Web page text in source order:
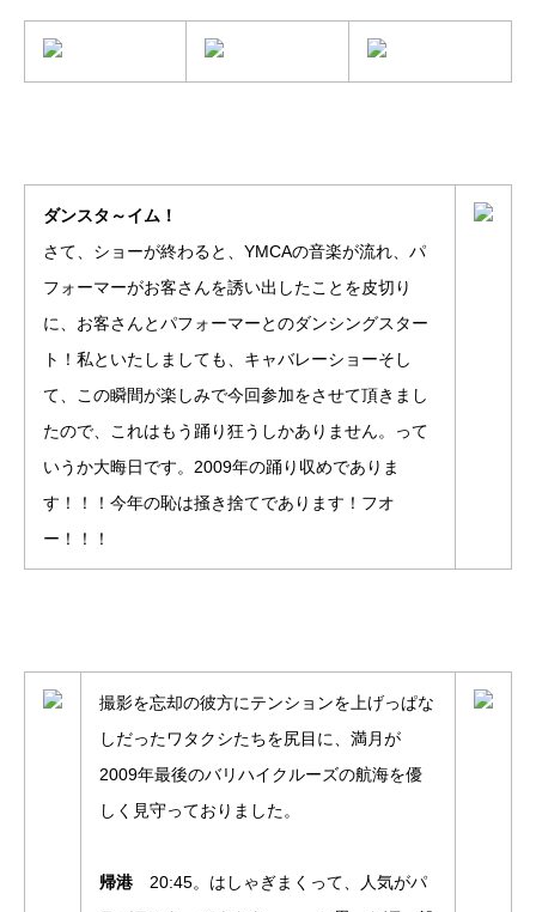
ダンスタ～イム！
さて、ショーが終わると、YMCAの音楽が流れ、パ
フォーマーがお客さんを誘い出したことを皮切り
に、お客さんとパフォーマーとのダンシングスター
ト！私といたしましても、キャバレーショーそし
て、この瞬間が楽しみで今回参加をさせて頂きまし
たので、これはもう踊り狂うしかありません。って
いうか大晦日です。2009年の踊り収めでありま
す！！！今年の恥は掻き捨てであります！フオ
ー！！！
撮影を忘却の彼方にテンションを上げっぱな
しだったワタクシたちを尻目に、満月が
2009年最後のバリハイクルーズの航海を優
しく見守っておりました。
帰港 20:45。はしゃぎまくって、人気がパ